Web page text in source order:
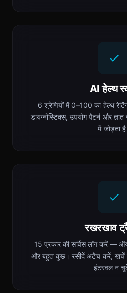
AI हेल्थ
6 श्रेणियों में 0–100 का हेल्थ
डायग्नोस्टिक्स, उपयोग पैटर्न और
में जोड़ता
रखरखाव
15 प्रकार की सर्विस लॉग करें —
और बहुत कुछ। रसीदें अटैच करें, खर्चे
इंटरवल न